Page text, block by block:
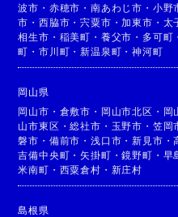
波市 ・ 赤穂市 ・南あわじ市 ・ 小野
市 ・西脇市 ・宍粟市 ・加東市 ・ 太
相生市 ・ 稲美町 ・ 養父市 ・ 多可町
町 ・市川町 ・新温泉町 ・神河町
岡山県
岡山市 ・ 倉敷市 ・ 岡山市北区 ・ 岡
山市東区 ・総社市 ・ 玉野市 ・ 笠岡
磐市 ・ 備前市 ・浅口市 ・新見市 ・
吉備中央町 ・矢掛町 ・鏡野町 ・ 早
米南町 ・ 西粟倉村 ・ 新庄村
島根県